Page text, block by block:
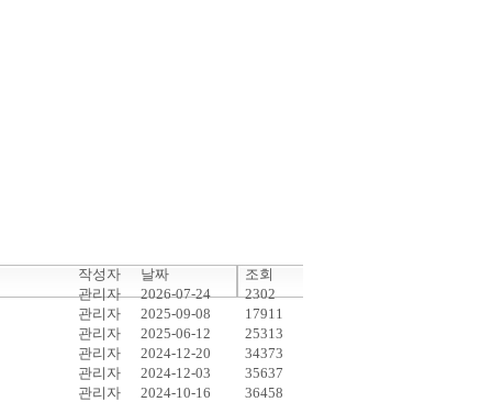
작성자 날짜
조회
관리자 2026-07-24
2302
관리자 2025-09-08
17911
관리자 2025-06-12
25313
관리자 2024-12-20
34373
관리자 2024-12-03
35637
관리자 2024-10-16
36458